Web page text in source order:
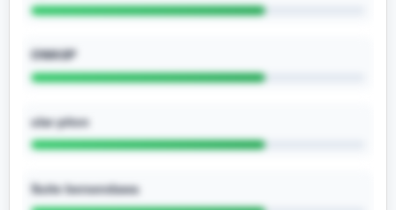
OWASP
ular piton
Suite bersendawa